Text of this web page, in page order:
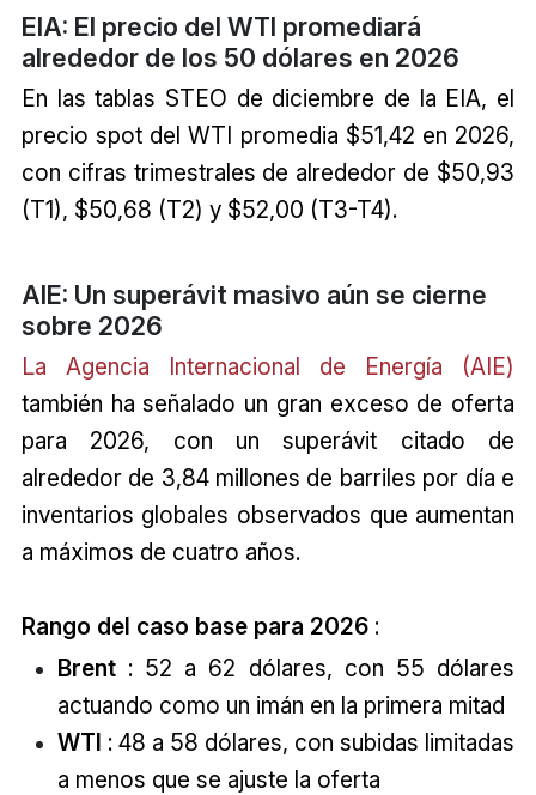
EIA: El precio del WTI promediará
alrededor de los 50 dólares en 2026
En las tablas STEO de diciembre de la EIA, el
precio spot del WTI promedia $51,42 en 2026,
con cifras trimestrales de alrededor de $50,93
(T1), $50,68 (T2) y $52,00 (T3-T4).
AIE: Un superávit masivo aún se cierne
sobre 2026
La Agencia Internacional de Energía (AIE)
también ha señalado un gran exceso de oferta
para 2026, con un superávit citado de
alrededor de 3,84 millones de barriles por día e
inventarios globales observados que aumentan
a máximos de cuatro años.
Rango del caso base para 2026:
Brent: 52 a 62 dólares, con 55 dólares
actuando como un imán en la primera mitad
WTI : 48 a 58 dólares, con subidas limitadas
a menos que se ajuste la oferta